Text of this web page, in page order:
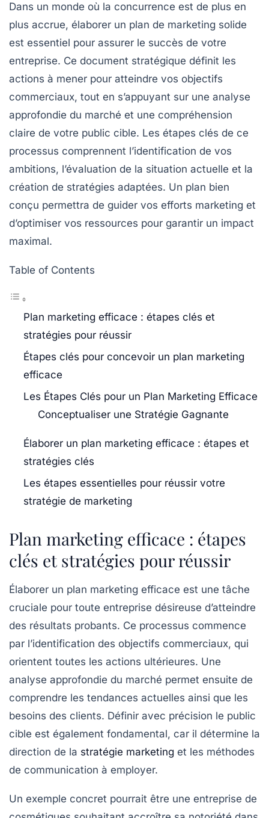
Dans un monde où la concurrence est de plus en
plus accrue, élaborer un plan de marketing solide
est essentiel pour assurer le succès de votre
entreprise. Ce document stratégique définit les
actions à mener pour atteindre vos objectifs
commerciaux, tout en s’appuyant sur une analyse
approfondie du marché et une compréhension
claire de votre public cible. Les étapes clés de ce
processus comprennent l’identification de vos
ambitions, l’évaluation de la situation actuelle et la
création de stratégies adaptées. Un plan bien
conçu permettra de guider vos efforts marketing et
d’optimiser vos ressources pour garantir un impact
maximal.
Table of Contents
Plan marketing efficace : étapes clés et
stratégies pour réussir
Étapes clés pour concevoir un plan marketing
efficace
Les Étapes Clés pour un Plan Marketing Efficace
Conceptualiser une Stratégie Gagnante
Élaborer un plan marketing efficace : étapes et
stratégies clés
Les étapes essentielles pour réussir votre
stratégie de marketing
Plan marketing efficace : étapes
clés et stratégies pour réussir
Élaborer un plan marketing efficace est une tâche
cruciale pour toute entreprise désireuse d’atteindre
des résultats probants. Ce processus commence
par l’identification des objectifs commerciaux, qui
orientent toutes les actions ultérieures. Une
analyse approfondie du marché permet ensuite de
comprendre les tendances actuelles ainsi que les
besoins des clients. Définir avec précision le public
cible est également fondamental, car il détermine la
direction de la stratégie marketing et les méthodes
de communication à employer.
Un exemple concret pourrait être une entreprise de